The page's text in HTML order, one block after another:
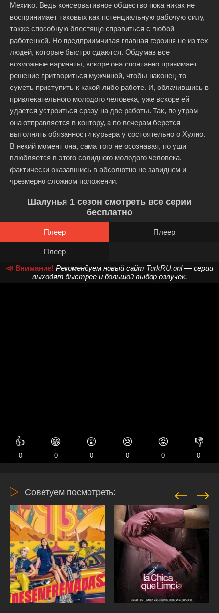
Мехико. Ведь консервативное общество пока никак не
воспринимает таковых как потенциальную рабочую силу,
также способную блестяще справиться с любой
работенкой. Но предприимчивая главная героиня не из тех
людей, которые быстро сдаются. Обдумав все
возможные варианты, вскоре она спонтанно принимает
решение притвориться мужчиной, чтобы наконец-то
суметь приступить к какой-либо работе. И, облачившись в
привлекательного молодого человека, уже вскоре ей
удается устроиться сразу на две работы. Так, по утрам
она отправляется в контору, а по вечерам берется
выполнять обязанности курьера у состоятельного Хулио.
В некий момент она, сама того не осознавая, по уши
влюбляется в этого солидного молодого человека,
фактически оказавшись в абсолютно не завидном и
чрезмерно сложном положении.
Шалунья 1 сезон смотреть все серии
бесплатно
Плеер Плеер
Плеер
📣 Внимание! Рекомендуем новый сайт TurkRU.onl— серии
выходят быстрее и большой выбор озвучек.
👍
0
😁
0
😲
0
😢
0
😡
0
👎
0
Советуем посмотреть: